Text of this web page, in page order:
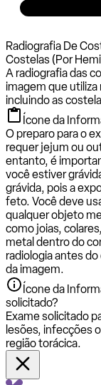
Radiografia De
Costelas (Por
A radiografia das
imagem que utiliza
incluindo as
Ícone da
O preparo para o
requer jejum ou
entanto, é
você estiver
grávida, pois a
feto. Você deve
qualquer objeto
como joias,
metal dentro do
radiologia antes
da imagem.
Ícone da
solicitado?
Exame solicitado
lesões, infecções
região torácica.